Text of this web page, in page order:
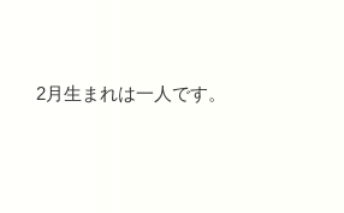
2月生まれは一人です。